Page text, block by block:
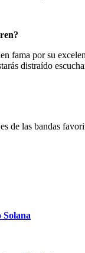
fama por su
distraído
de las bandas